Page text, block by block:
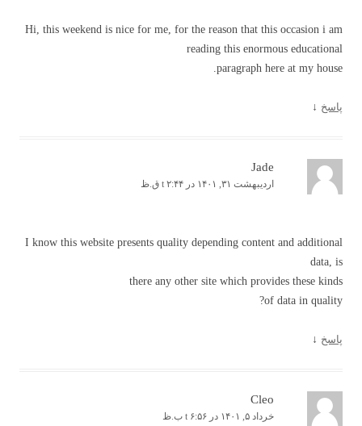
Hi, this weekend is nice for me, for the reason that this occasion i am
reading this enormous educational
paragraph here at my house.
پاسخ ↓
Jade
اردیبهشت ۳۱, ۱۴۰۱ در t ۲:۴۴ ق.ظ
I know this website presents quality depending content and additional
data, is
there any other site which provides these kinds
of data in quality?
پاسخ ↓
Cleo
خرداد ۵, ۱۴۰۱ در t ۶:۵۶ ب.ظ